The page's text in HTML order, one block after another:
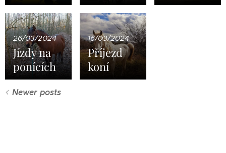
26/03/2024
Jízdy na
ponících
16/03/2024
Příjezd
koní
Newer posts